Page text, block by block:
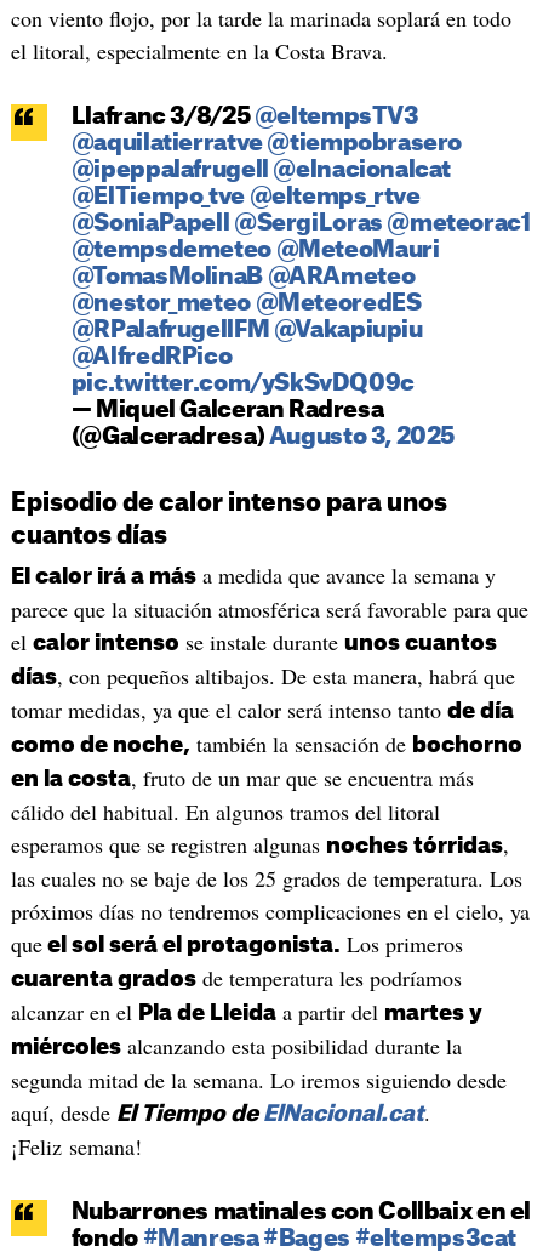
con viento flojo, por la tarde la marinada soplará en todo
el litoral, especialmente en la Costa Brava.
Llafranc 3/8/25 @eltempsTV3
@aquilatierratve @tiempobrasero
@ipeppalafrugell
@elnacionalcat
@ElTiempo_tve @eltemps_rtve
@SoniaPapell
@SergiLoras @meteorac1
@tempsdemeteo @MeteoMauri
@TomasMolinaB @ARAmeteo
@nestor_meteo @MeteoredES
@RPalafrugellFM @Vakapiupiu
@AlfredRPico
pic.twitter.com/ySkSvDQ09c
— Miquel Galceran Radresa
(@Galceradresa) Augusto 3, 2025
Episodio de calor intenso para unos
cuantos días
El calor irá a mása medida que avance la semana y
parece que la situación atmosférica será favorable para que
el calor intenso se instale durante unos cuantos
días, con pequeños altibajos. De esta manera, habrá que
tomar medidas, ya que el calor será intenso tanto de día
como de noche, también la sensación de bochorno
en la costa, fruto de un mar que se encuentra más
cálido del habitual. En algunos tramos del litoral
esperamos que se registren algunas noches tórridas,
las cuales no se baje de los 25 grados de temperatura. Los
próximos días no tendremos complicaciones en el cielo, ya
queel sol será el protagonista. Los primeros
cuarenta gradosde temperatura les podríamos
alcanzar en el Pla de Lleidaa partir del martes y
miércolesalcanzando esta posibilidad durante la
segunda mitad de la semana. Lo iremos siguiendo desde
aquí, desde El Tiempo deElNacional.cat.
¡Feliz semana!
Nubarrones matinales con Collbaix en el
fondo #Manresa #Bages #eltemps3cat